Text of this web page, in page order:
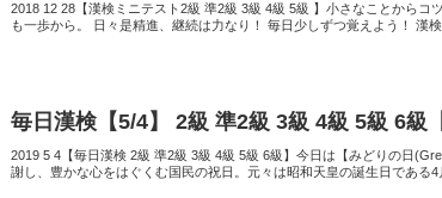
2018 12 28【漢検ミニテスト2級 準2級 3級 4級 5級 】小さなことからコ
も一歩から。 日々是精進、継続は力なり！ 毎日少しずつ覚えよう！ 漢
毎日漢検【5/4】 2級 準2級 3級 4級 5級 6級
2019 5 4【毎日漢検 2級 準2級 3級 4級 5級 6級】今日は【みどりの日
謝し、豊かな心をはぐくむ国民の祝日。元々は昭和天皇の誕生日である4